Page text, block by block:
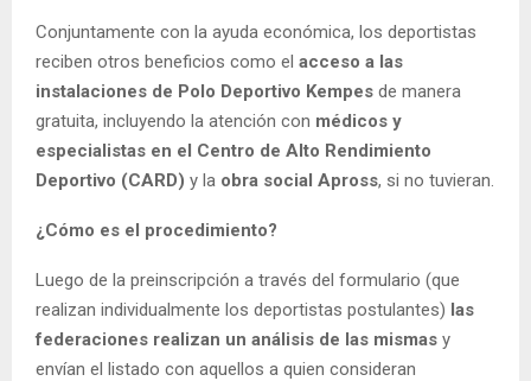
Conjuntamente con la ayuda económica, los deportistas
reciben otros beneficios como el acceso a las
instalaciones de Polo Deportivo Kempes de manera
gratuita, incluyendo la atención con médicos y
especialistas en el Centro de Alto Rendimiento
Deportivo (CARD) y la obra social Apross, si no tuvieran.
¿Cómo es el procedimiento?
Luego de la preinscripción a través del formulario (que
realizan individualmente los deportistas postulantes) las
federaciones realizan un análisis de las mismas y
envían el listado con aquellos a quien consideran